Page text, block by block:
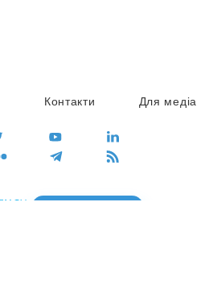
Контакти Для медіа